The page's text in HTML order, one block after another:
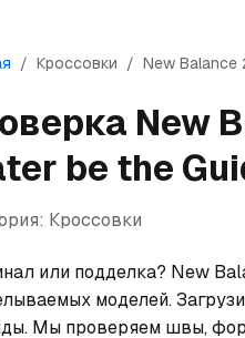
/ Кроссовки / New Balance
New
be the
Кроссовки
или подделка? New
моделей.
Мы проверяем швы,